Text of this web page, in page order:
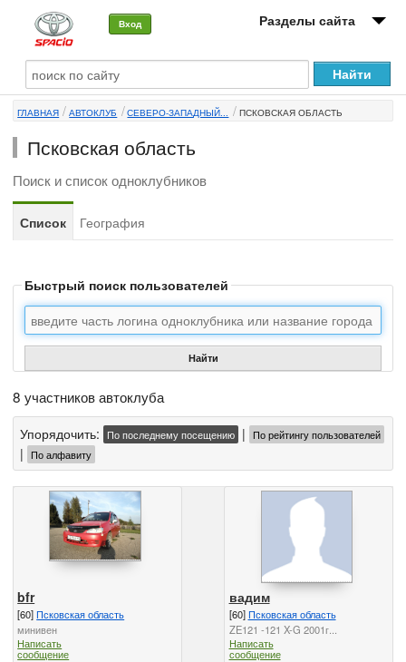
Вход Разделы сайта
О машине
Автоклуб
Форумы
Сервисы и услуги
ГЛАВНАЯ АВТОКЛУБ СЕВЕРО-ЗАПАДНЫЙ... ПСКОВСКАЯ ОБЛАСТЬ
Псковская область
Поиск и список одноклубников
Список География
Быстрый поиск пользователей
Найти
8 участников автоклуба
Упорядочить: По последнему посещению | По рейтингу пользователей
| По алфавиту
bfr
[60]Псковская область
минивен
Написать
сообщение
вадим
[60]Псковская область
ZE121 -121 X-G 2001г...
Написать
сообщение